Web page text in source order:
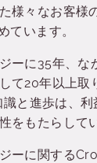
様々なお客様
ています。
ーに35年、な
て20年以上
と進歩は、
をもたらして
ーに関する